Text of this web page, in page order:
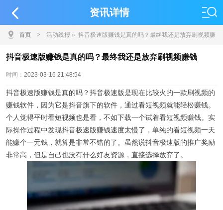
资讯详情
首页 > 活动线报 » 抖音极速版赚钱是真的吗？最终我还是放弃刷视频赚
钱
抖音极速版赚钱是真的吗？最终我还是放弃刷视频赚钱
时间： 2023-03-16 21:48:54
抖音极速版赚钱是真的吗？抖音极速版是现在比较火的一款刷视频的
赚钱软件，因为它是抖音旗下的软件，通过看短视频就能轻松赚钱。
个人觉得平时看短视频也是看，不如下载一个试着看短视频赚钱。实
际操作过程中发现抖音极速版赚钱速度太慢了，单纯的看短视频一天
能赚个一元钱，就算是非常不错的了。虽然说抖音极速版的推广奖励
非常高，但是自己也没有什么好友资源，直接选择放弃了。